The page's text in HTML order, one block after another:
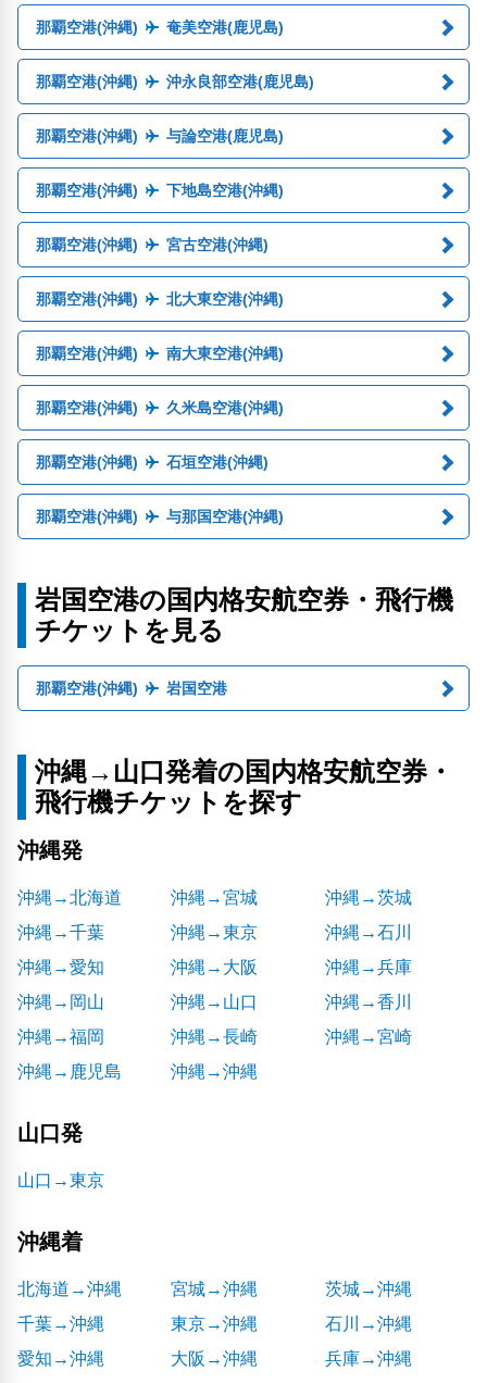
那覇空港(沖縄) 奄美空港(鹿児島)
那覇空港(沖縄) 沖永良部空港(鹿児島)
那覇空港(沖縄) 与論空港(鹿児島)
那覇空港(沖縄) 下地島空港(沖縄)
那覇空港(沖縄) 宮古空港(沖縄)
那覇空港(沖縄) 北大東空港(沖縄)
那覇空港(沖縄) 南大東空港(沖縄)
那覇空港(沖縄) 久米島空港(沖縄)
那覇空港(沖縄) 石垣空港(沖縄)
那覇空港(沖縄) 与那国空港(沖縄)
岩国空港の国内格安航空券・飛行機
チケットを見る
那覇空港(沖縄) 岩国空港
沖縄→山口発着の国内格安航空券・
飛行機チケットを探す
沖縄発
沖縄→北海道 沖縄→宮城
沖縄→茨城
沖縄→千葉
沖縄→東京
沖縄→石川
沖縄→愛知
沖縄→大阪
沖縄→兵庫
沖縄→岡山
沖縄→山口
沖縄→香川
沖縄→福岡
沖縄→長崎
沖縄→宮崎
沖縄→鹿児島
沖縄→沖縄
山口発
山口→東京
沖縄着
北海道→沖縄 宮城→沖縄
茨城→沖縄
千葉→沖縄
東京→沖縄
石川→沖縄
愛知→沖縄
大阪→沖縄
兵庫→沖縄